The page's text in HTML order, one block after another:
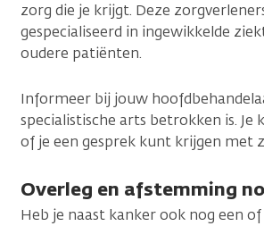
zorg die je krijgt. Deze
gespecialiseerd in ingewikkelde
oudere patiënten.
Informeer bij jouw
specialistische arts betrokken is. Je
of je een gesprek kunt krijgen met
Overleg en afstemming
Heb je naast kanker ook nog een